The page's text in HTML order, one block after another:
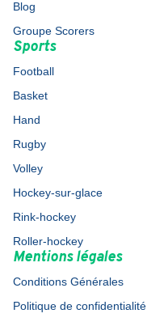
Blog
Groupe Scorers
Sports
Football
Basket
Hand
Rugby
Volley
Hockey-sur-glace
Rink-hockey
Roller-hockey
Mentions légales
Conditions Générales
Politique de confidentialité